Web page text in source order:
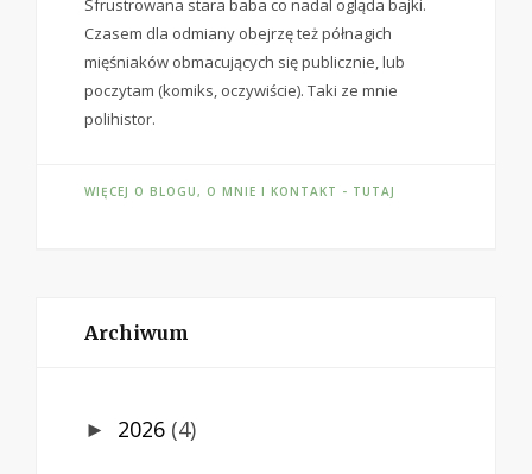
Sfrustrowana stara baba co nadal ogląda bajki.
Czasem dla odmiany obejrzę też półnagich
mięśniaków obmacujących się publicznie, lub
poczytam (komiks, oczywiście). Taki ze mnie
polihistor.
WIĘCEJ O BLOGU, O MNIE I KONTAKT - TUTAJ
Archiwum
► 2026 (4)